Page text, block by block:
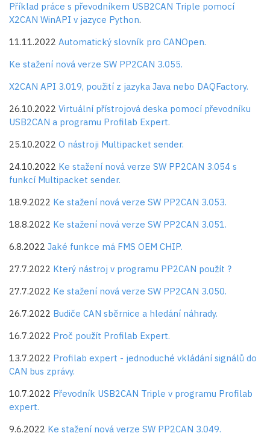
Příklad práce s převodníkem USB2CAN Triple pomocí
X2CAN WinAPI v jazyce Python.
11.11.2022 Automatický slovník pro CANOpen.
Ke stažení nová verze SW PP2CAN 3.055.
X2CAN API 3.019, použití z jazyka Java nebo DAQFactory.
26.10.2022 Virtuální přístrojová deska pomocí převodníku
USB2CAN a programu Profilab Expert.
25.10.2022 O nástroji Multipacket sender.
24.10.2022 Ke stažení nová verze SW PP2CAN 3.054 s
funkcí Multipacket sender.
18.9.2022 Ke stažení nová verze SW PP2CAN 3.053.
18.8.2022 Ke stažení nová verze SW PP2CAN 3.051.
6.8.2022 Jaké funkce má FMS OEM CHIP.
27.7.2022 Který nástroj v programu PP2CAN použít ?
27.7.2022 Ke stažení nová verze SW PP2CAN 3.050.
26.7.2022 Budiče CAN sběrnice a hledání náhrady.
16.7.2022 Proč použít Profilab Expert.
13.7.2022 Profilab expert - jednoduché vkládání signálů do
CAN bus zprávy.
10.7.2022 Převodník USB2CAN Triple v programu Profilab
expert.
9.6.2022 Ke stažení nová verze SW PP2CAN 3.049.